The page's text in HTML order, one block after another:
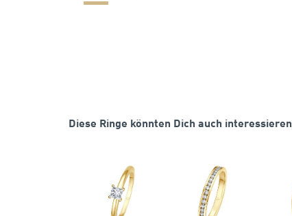
Diese Ringe könnten Dich auch interessieren